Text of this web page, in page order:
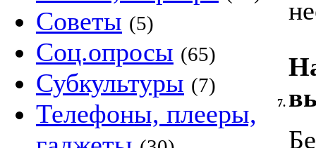
Советы (5)
Соц.опросы (65)
Субкультуры (7)
Телефоны, плееры,
7.